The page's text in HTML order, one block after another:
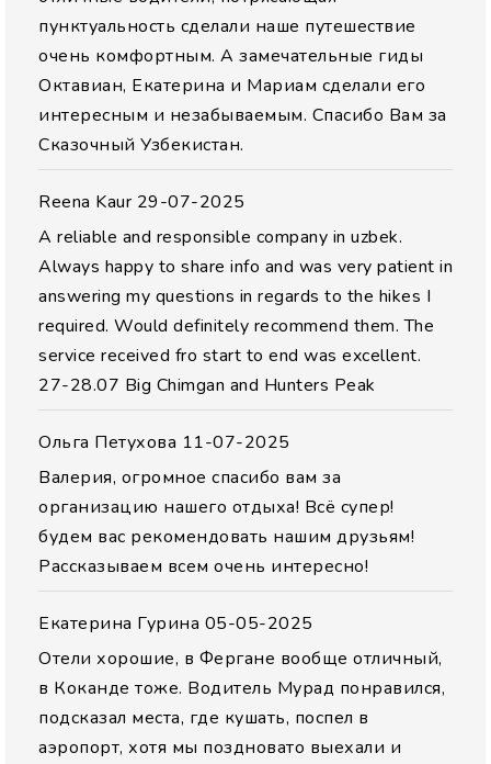
пунктуальность сделали наше путешествие
очень комфортным. А замечательные гиды
Октавиан, Екатерина и Мариам сделали его
интересным и незабываемым. Спасибо Вам за
Сказочный Узбекистан.
Reena Kaur 29-07-2025
A reliable and responsible company in uzbek.
Always happy to share info and was very patient in
answering my questions in regards to the hikes I
required. Would definitely recommend them. The
service received fro start to end was excellent.
27-28.07 Big Chimgan and Hunters Peak
Ольга Петухова 11-07-2025
Валерия, огромное спасибо вам за
организацию нашего отдыха! Всё супер!
будем вас рекомендовать нашим друзьям!
Рассказываем всем очень интересно!
Екатерина Гурина 05-05-2025
Отели хорошие, в Фергане вообще отличный,
в Коканде тоже. Водитель Мурад понравился,
подсказал места, где кушать, поспел в
аэропорт, хотя мы поздновато выехали и